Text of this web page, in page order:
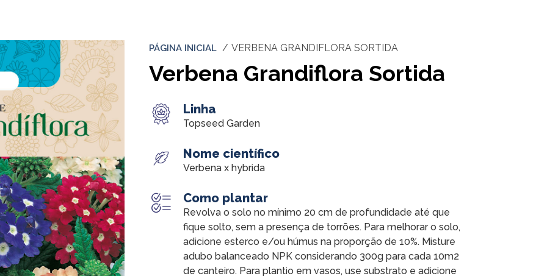
PÁGINA INICIAL VERBENA GRANDIFLORA SORTIDA
Verbena Grandiflora Sortida
Linha
Topseed Garden
Nome científico
Verbena x hybrida
Como plantar
Revolva o solo no mínimo 20 cm de profundidade até que
fique solto, sem a presença de torrões. Para melhorar o solo,
adicione esterco e/ou húmus na proporção de 10%. Misture
adubo balanceado NPK considerando 300g para cada 10m2
de canteiro. Para plantio em vasos, use substrato e adicione